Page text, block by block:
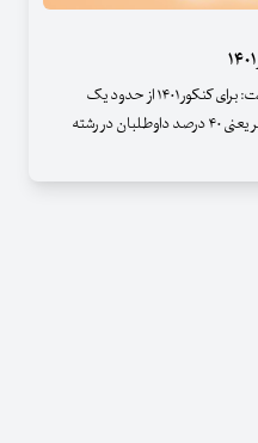
معاون وزیر علوم، تحقیقات و فناوری گفت: برای کنکور ۱۴۰۱ از حدود یک
میلیون و ۱۴۵ هزار داوطلب، ۵۷۴ هزار نفر یعنی ۴۰ درصد داوطلبان در رشته